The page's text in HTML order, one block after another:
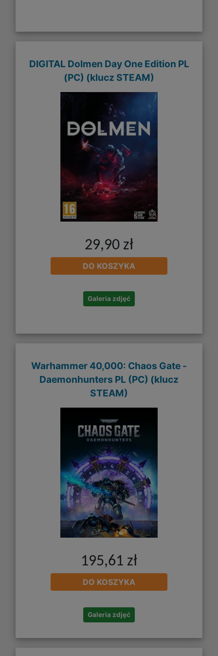
DIGITAL Dolmen Day One Edition PL
(PC) (klucz STEAM)
29,90 zł
DO KOSZYKA
Galeria zdjęć
Warhammer 40,000: Chaos Gate -
Daemonhunters PL (PC) (klucz
STEAM)
195,61 zł
DO KOSZYKA
Galeria zdjęć